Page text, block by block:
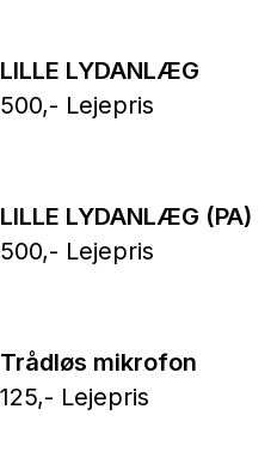
LILLE LYDANLÆG
500,- Lejepris
LILLE LYDANLÆG (PA)
500,- Lejepris
Trådløs mikrofon
125,- Lejepris